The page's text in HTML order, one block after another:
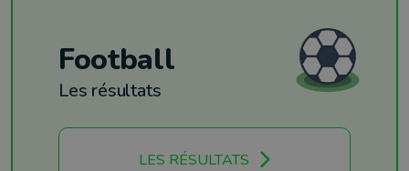
Football
Les résultats
LES RÉSULTATS